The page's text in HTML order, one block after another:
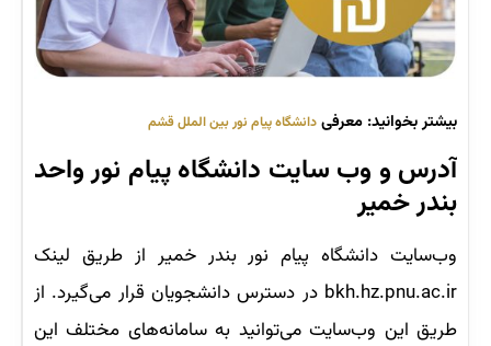
بیشتر بخوانید: معرفی دانشگاه پیام نور بین الملل قشم
آدرس و وب‌ سایت دانشگاه پیام نور واحد
بندر خمیر
وب‌سایت دانشگاه پیام نور بندر خمیر از طریق لینک
bkh.hz.pnu.ac.ir در دسترس دانشجویان قرار می‌گیرد. از
طریق این وب‌سایت می‌توانید به سامانه‌های مختلف این